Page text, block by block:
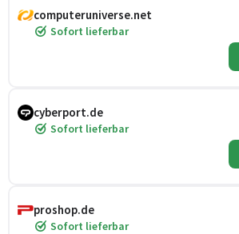
computeruniverse.net
Sofort lieferbar
cyberport.de
Sofort lieferbar
proshop.de
Sofort lieferbar